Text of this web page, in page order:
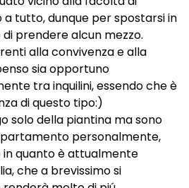
a tutto, dunque per spostarsi in
prendere alcun mezzo.
alla convivenza e alla
sia opportuno
tra inquilini, essendo che è
di questo tipo:)
solo della piantina ma sono
personalmente,
quanto è attualmente
che a brevissimo si